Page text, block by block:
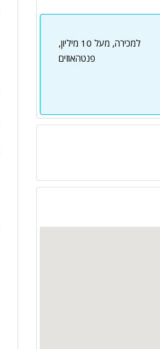
למכירה, מעל 10 מיליון,
פנטהאוזים